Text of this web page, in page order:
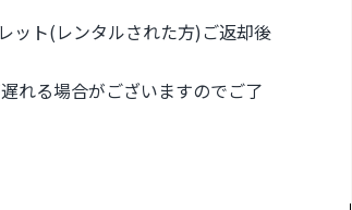
ット(レンタルされた方)ご返却後
れる場合がございますのでご了